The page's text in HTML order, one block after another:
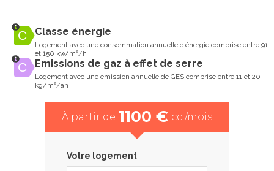
Classe énergie
Logement avec une consommation annuelle d’énergie comprise entre 91
et 150 kw/m²/h
Emissions de gaz à effet de serre
Logement avec une emission annuelle de GES comprise entre 11 et 20
kg/m²/an
À partir de 1100 € cc /mois
Votre logement